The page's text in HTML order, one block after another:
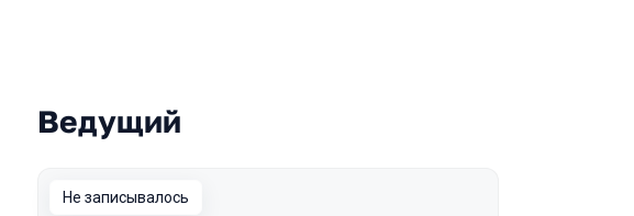
Выступления в сезоне 2023 Autumn
Ведущий
Не записывалось